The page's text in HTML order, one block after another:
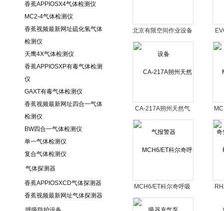
香蕉APPIOSX4气体检测仪
MC2-4气体检测仪
香蕉视频最新网址硫化氢气体
检测仪
天鹰4X气体检测仪
香蕉APPIOSXP有毒气体检测
仪
GAXT有毒气体检测仪
香蕉视频最新网址四合一气体
检测仪
BW四合一气体检测仪
单一气体检测仪
复合气体检测仪
气体探测器
香蕉APPIOSXCD气体探测器
香蕉视频最新网址气体探测器
北京有限空间作业设备
CA-217A朔州天然气
报警器
MCH6/ET科尔奇呼吸
器充气泵